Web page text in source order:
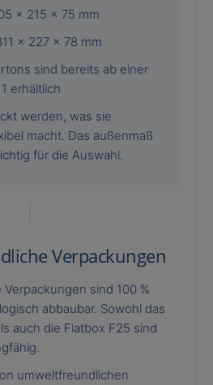
x 215 x 75 mm
x 227 x 78 mm
sind bereits ab einer
erhältlich
werden, was sie
macht. Das außenmaß
für die Auswahl.
Verpackungen
sind 100 %
abbaubar. Sowohl das
auch die Flatbox F25 sind
umweltfreundlichen